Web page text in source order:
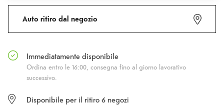
Auto ritiro dal negozio
Immediatamente disponibile
Ordina entro le 16:00, consegna fino al giorno lavorativo
successivo.
Disponibile per il ritiro 6 negozi